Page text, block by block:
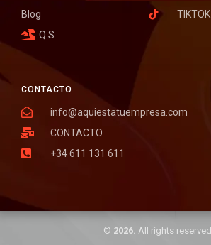
CONTACTO
info@aquiestatuempresa.com
CONTACTO
+34 611 131 611
TIKTOK
Blog
Q.S
© 2026. All rights reserved.